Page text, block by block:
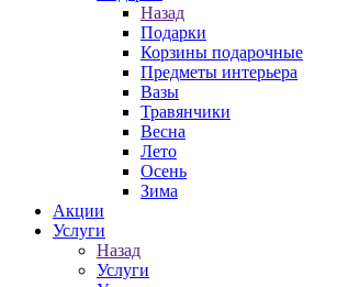
Назад
Подарки
Корзины подарочные
Предметы интерьера
Вазы
Травянчики
Весна
Лето
Осень
Зима
Акции
Услуги
Назад
Услуги